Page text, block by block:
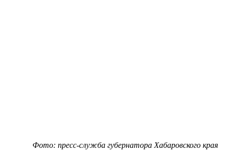
Фото: пресс-служба губернатора Хабаровского края